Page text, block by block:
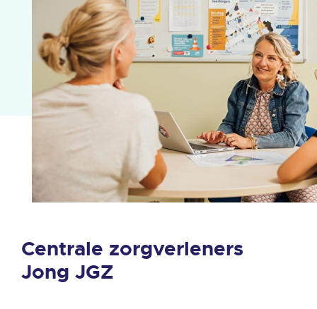
Centrale zorgverleners
Jong JGZ